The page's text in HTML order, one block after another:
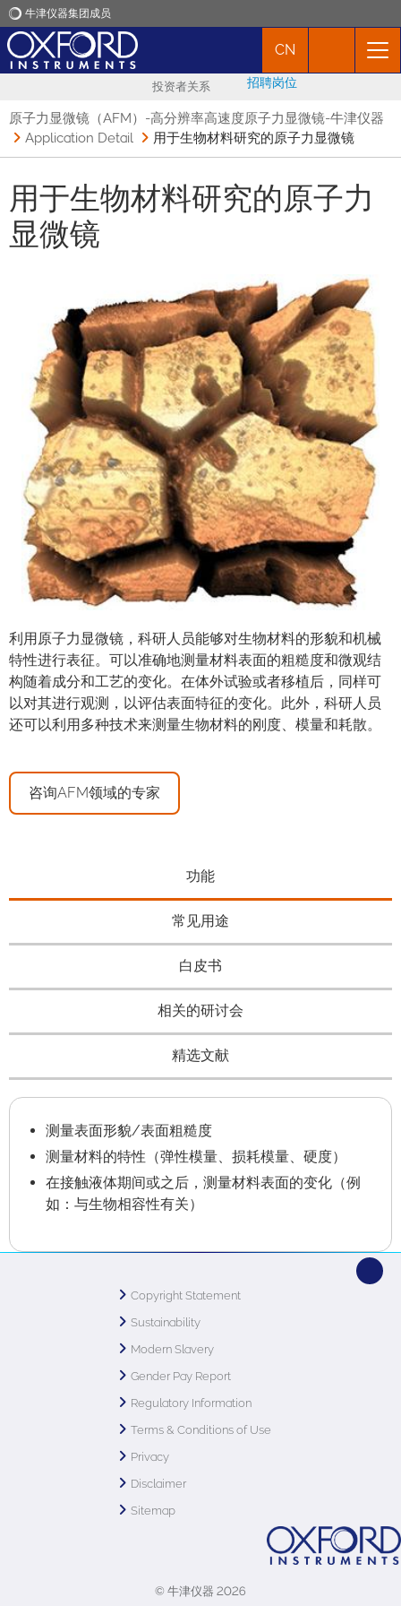
牛津仪器集团成员
产品
新闻
联络我们
CN
投资者关系 招聘岗位
原子力显微镜（AFM）-高分辨率高速度原子力显微镜-牛津仪器
Application Detail
用于生物材料研究的原子力显微镜
用于生物材料研究的原子力
显微镜
利用原子力显微镜，科研人员能够对生物材料的形貌和机械
特性进行表征。可以准确地测量材料表面的粗糙度和微观结
构随着成分和工艺的变化。在体外试验或者移植后，同样可
以对其进行观测，以评估表面特征的变化。此外，科研人员
还可以利用多种技术来测量生物材料的刚度、模量和耗散。
咨询AFM领域的专家
功能
常见用途
白皮书
相关的研讨会
精选文献
测量表面形貌/表面粗糙度
测量材料的特性（弹性模量、损耗模量、硬度）
在接触液体期间或之后，测量材料表面的变化（例
如：与生物相容性有关）
Copyright Statement
Sustainability
Modern Slavery
Gender Pay Report
Regulatory Information
Terms & Conditions of Use
Privacy
Disclaimer
Sitemap
© 牛津仪器 2026